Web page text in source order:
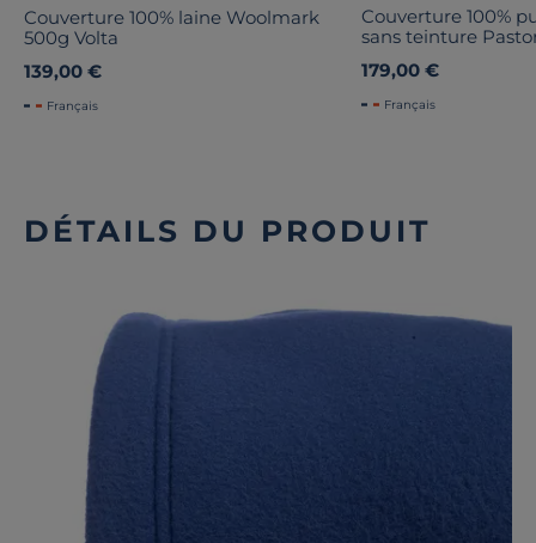
Couverture 100% laine Woolmark
500g Volta
139,00 €
Français
Couverture 100%
sans teinture
179,00 €
Français
DÉTAILS DU PRODUIT